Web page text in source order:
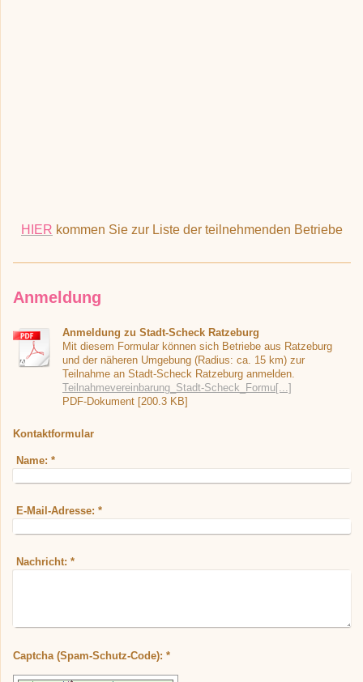
HIER kommen Sie zur Liste der teilnehmenden Betriebe
Anmeldung
Anmeldung zu Stadt-Scheck Ratzeburg
Mit diesem Formular können sich Betriebe aus Ratzeburg
und der näheren Umgebung (Radius: ca. 15 km) zur
Teilnahme an Stadt-Scheck Ratzeburg anmelden.
Teilnahmevereinbarung_Stadt-Scheck_Formu[...]
PDF-Dokument [200.3 KB]
Kontaktformular
Name: *
E-Mail-Adresse: *
Nachricht: *
Captcha (Spam-Schutz-Code): *